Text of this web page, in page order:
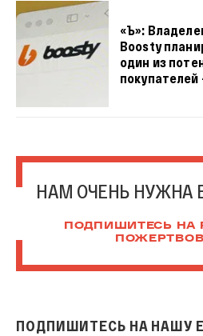
«Ъ»:
Boosty
один из
покупателей
НАМ ОЧЕНЬ
ПОДПИШИТЕСЬ НА
ПОДПИШИТЕСЬ НА НАШУ